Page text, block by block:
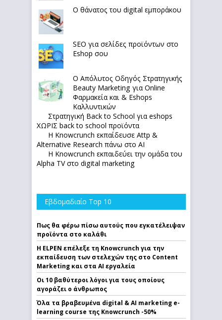
Ο θάνατος του digital εμποράκου
SEO για σελίδες προϊόντων στο
Eshop σου
Ο Απόλυτoς Οδηγός Στρατηγικής
Beauty Marketing για Online
Φαρμακεία και & Eshops
Καλλυντικών
Στρατηγική Back to School για eshops
ΧΩΡΙΣ back to school προϊόντα
Η Knowcrunch εκπαίδευσε Attp &
Alternative Research πάνω στο ΑΙ
Η Knowcrunch εκπαιδεύει την ομάδα του
Alpha TV στο digital marketing
Εβδομαδιαίο Top 10
Πως θα φέρω πίσω αυτούς που εγκατέλειψαν
προϊόντα στο καλάθι
Η ELPEN επέλεξε τη Knowcrunch για την
εκπαίδευση των στελεχών της στο Content
Marketing και στα AI εργαλεία
Οι 10 βαθύτεροι λόγοι για τους οποίους
αγοράζει ο άνθρωπος
Όλα τα βραβευμένα digital & AI marketing e-
learning course της Knowcrunch -50%